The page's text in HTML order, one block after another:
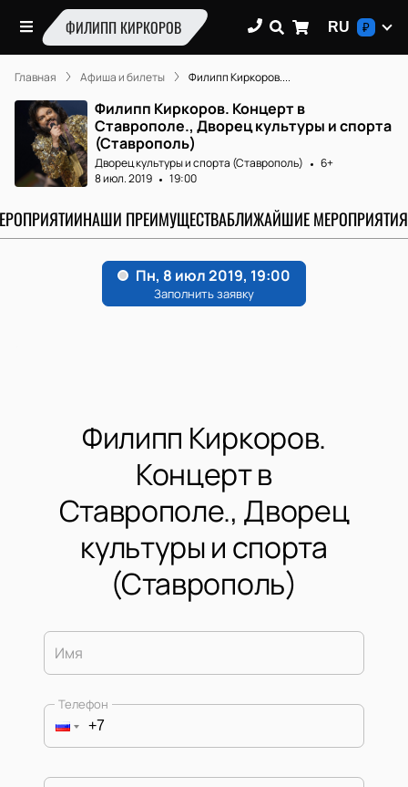
ФИЛИПП КИРКОРОВ RU ₽
Главная Афиша и билеты Филипп Киркоров....
Филипп Киркоров. Концерт в
Ставрополе., Дворец культуры и спорта
(Ставрополь)
Дворец культуры и спорта (Ставрополь)
6+
8 июл. 2019
19:00
НАШИ ПРЕИМУЩЕСТВАБЛИЖАЙШИЕ МЕРОПРИЯТИЯ
Филипп Киркоров.
Концерт в
Ставрополе., Дворец
культуры и спорта
(Ставрополь)
Имя
Телефон